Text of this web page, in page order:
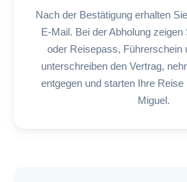
Nach der Bestätigung erhalten
E-Mail. Bei der Abholung zeigen
oder Reisepass, Führerschein
unterschreiben den Vertrag,
entgegen und starten Ihre Reise
Miguel.